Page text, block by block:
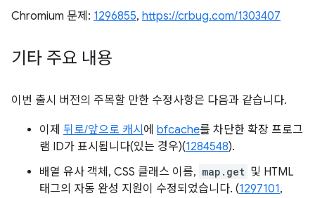
Chromium 문제: 1296855, https://crbug.com/1303407
기타 주요 내용
이번 출시 버전의 주목할 만한 수정사항은 다음과 같습니다.
이제 뒤로/앞으로 캐시 에 bfcache를 차단한 확장 프로그
램 ID가 표시됩니다(있는 경우)(1284548).
배열 유사 객체, CSS 클래스 이름, map.get 및 HTML
태그의 자동 완성 지원이 수정되었습니다. (1297101,